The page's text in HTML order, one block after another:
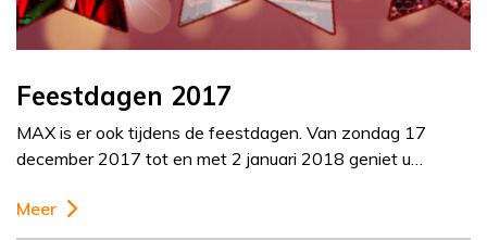
Feestdagen 2017
MAX is er ook tijdens de feestdagen. Van zondag 17
december 2017 tot en met 2 januari 2018 geniet u…
Meer